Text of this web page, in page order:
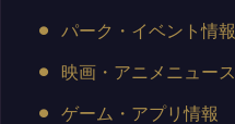
パーク・イベント情報
映画・アニメニュース
ゲーム・アプリ情報